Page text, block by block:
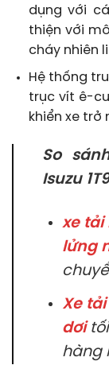
dụng với
thiện với
cháy nhiên
Hệ thống
trục vít ê-
khiển xe trở
So
Isuzu
xe tải
lửng
Xe
dơitối
hàng